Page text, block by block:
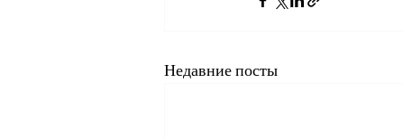
Недавние посты